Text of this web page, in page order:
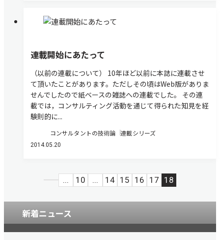
連載開始にあたって
（以前の連載について） 10年ほど以前に本誌に連載させ
て頂いたことがあります。ただしその頃はWeb版がありま
せんでしたので紙ベースの雑誌への連載でした。 その連
載では，コンサルティング活動を通じて得られた知見を経
験則的に...
コンサルタントの技術論 連載シリーズ
2014.05.20
... 10 ... 14 15 16 17 18
新着ニュース